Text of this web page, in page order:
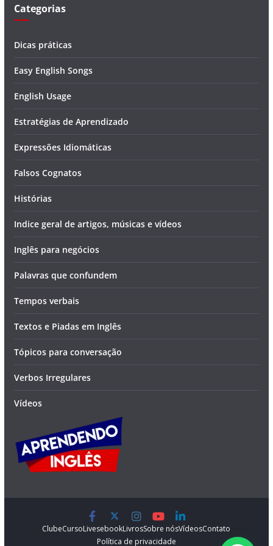
Categorias
Dicas práticas
Easy English Songs
English Usage
Estratégias de Aprendizado
Expressões Idiomáticas
Falsos Cognatos
Histórias
Indice geral de artigos, músicas e vídeos
Inglês para negócios
Palavras que confundem
Tempos verbais
Textos e Piadas em Inglês
Tópicos para conversação
Verbos Irregulares
Vídeos
ClubeCursoLivesebookLivrosSobre nósVídeosContato
Política de privacidade